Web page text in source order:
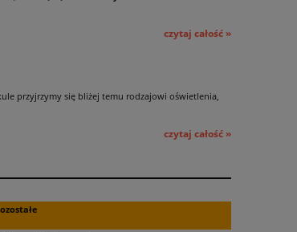
czytaj całość »
przyjrzymy się bliżej temu rodzajowi oświetlenia,
czytaj całość »